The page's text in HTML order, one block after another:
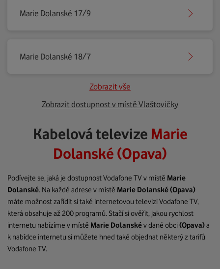
Marie Dolanské 17/9
Marie Dolanské 18/7
Zobrazit vše
Zobrazit dostupnost v místě Vlaštovičky
Kabelová televize Marie
Dolanské (Opava)
Podívejte se, jaká je dostupnost Vodafone TV v místě Marie
Dolanské. Na každé adrese v místě Marie Dolanské(Opava)
máte možnost zařídit si také internetovou televizi Vodafone TV,
která obsahuje až 200 programů. Stačí si ověřit, jakou rychlost
internetu nabízíme v místě Marie Dolanskév dané obci(Opava)a
k nabídce internetu si můžete hned také objednat některý z tarifů
Vodafone TV.